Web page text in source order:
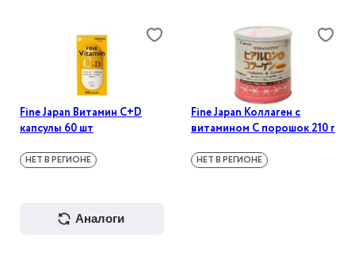
Fine Japan Витамин С+D
капсулы 60 шт
НЕТ В РЕГИОНЕ
аналоги
Fine Japan Коллаген с
витамином С порошок 210 г
НЕТ В РЕГИОНЕ